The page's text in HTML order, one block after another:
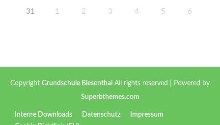
31 1 2 3 4 5 6
Copyright Grundschule Biesenthal All rights reserved
| Powered by
Superbthemes.com
Interne Downloads Datenschutz
Impressum